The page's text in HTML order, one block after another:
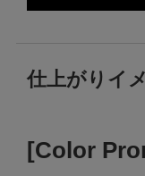
仕上がりイ
[Color